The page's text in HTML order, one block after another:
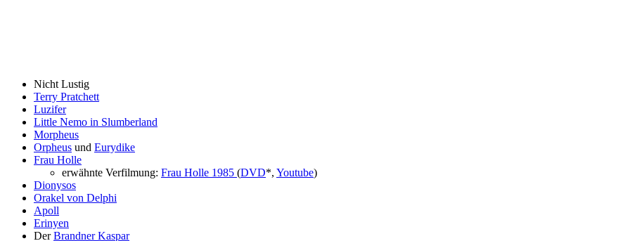
Nicht Lustig
Terry Pratchett
Luzifer
Little Nemo in Slumberland
Morpheus
Orpheus und Eurydike
Frau Holle
erwähnte Verfilmung: Frau Holle 1985 (DVD*, Youtube)
Dionysos
Orakel von Delphi
Apoll
Erinyen
DerBrandner Kaspar